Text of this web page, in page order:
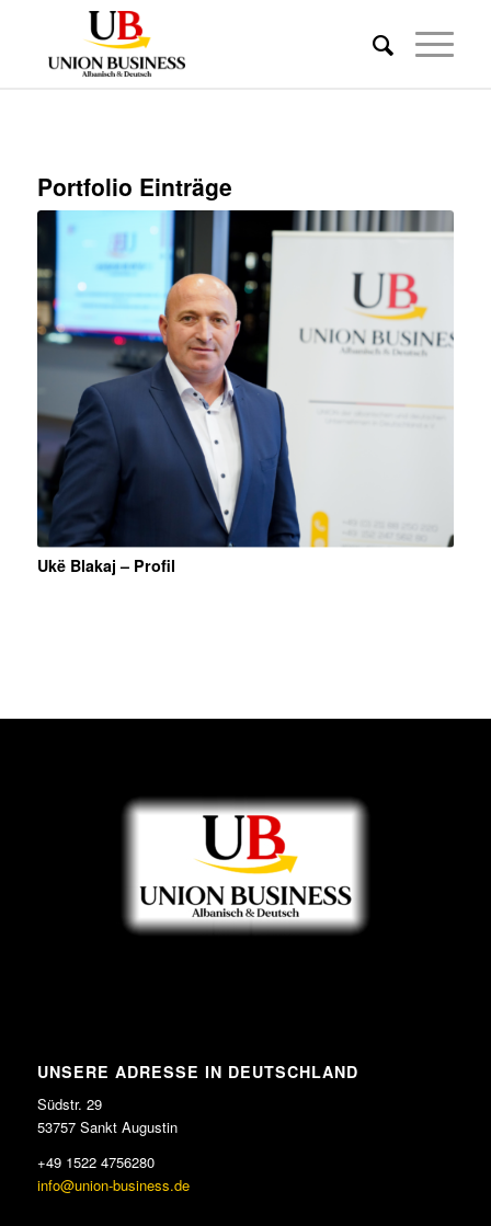
Portfolio Einträge
Ukë Blakaj – Profil
UNSERE ADRESSE IN DEUTSCHLAND
Südstr. 29
53757 Sankt Augustin
+49 1522 4756280
info@union-business.de